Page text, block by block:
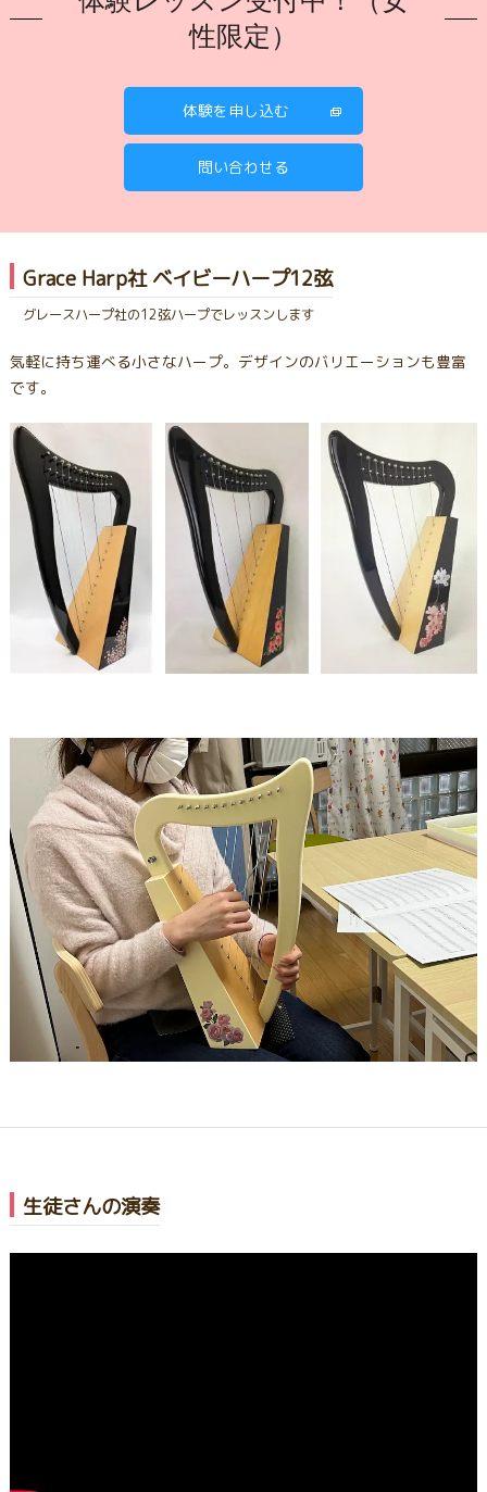
性限定）
体験を申し込む
問い合わせる
Grace Harp社 ベイビーハープ12弦
グレースハープ社の12弦ハープでレッスンします
気軽に持ち運べる小さなハープ。デザインのバリエーションも豊富
です。
生徒さんの演奏